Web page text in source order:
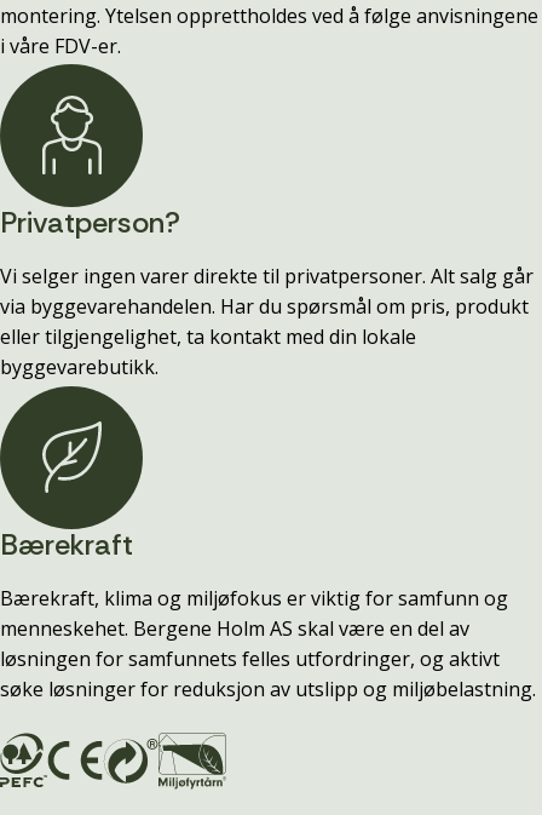
montering. Ytelsen opprettholdes ved å følge anvisningene
i våre FDV-er.
Privatperson?
Vi selger ingen varer direkte til privatpersoner. Alt salg går
via byggevarehandelen. Har du spørsmål om pris, produkt
eller tilgjengelighet, ta kontakt med din lokale
byggevarebutikk.
Bærekraft
Bærekraft, klima og miljøfokus er viktig for samfunn og
menneskehet. Bergene Holm AS skal være en del av
løsningen for samfunnets felles utfordringer, og aktivt
søke løsninger for reduksjon av utslipp og miljøbelastning.